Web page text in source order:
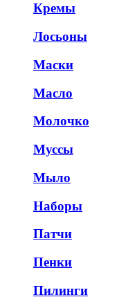
Кремы
Лосьоны
Маски
Масло
Молочко
Муссы
Мыло
Наборы
Патчи
Пенки
Пилинги